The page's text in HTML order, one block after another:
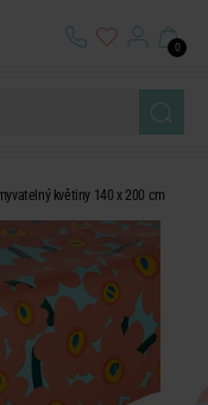
0
květiny 140 x 200 cm